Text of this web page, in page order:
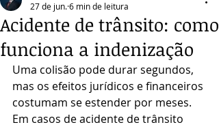
Acidente de trânsito: como
funciona a indenização
27 de jun.6 min de leitura
Uma colisão pode durar segundos,
mas os efeitos jurídicos e financeiros
costumam se estender por meses.
Em casos de acidente de trânsito